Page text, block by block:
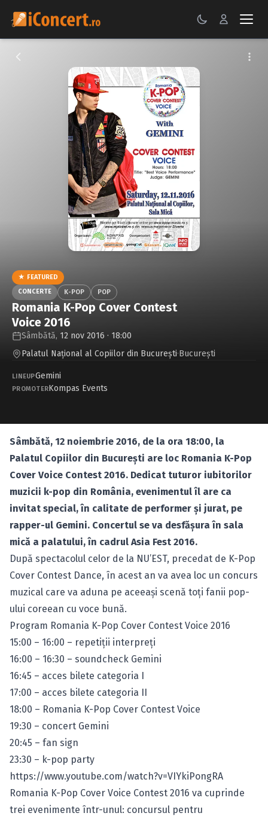
CONCERTE
Caută în site...
★ FEATURED
CONCERTE
K-POP POP
Romania K-Pop Cover Contest
Voice 2016
Sâmbătă, 12 nov 2016 · 18:00
Palatul Naţional al Copiilor din București·Bucureşti
LINEUPGemini
PROMOTERKompas Events
Sâmbătă, 12 noiembrie 2016, de la ora 18:00, la
Palatul Copiilor din Bucureşti are loc Romania K-Pop
Cover Voice Contest 2016. Dedicat tuturor iubitorilor
muzicii k-pop din România, evenimentul îl are ca
invitat special, în calitate de performer şi jurat, pe
rapper-ul Gemini. Concertul se va desfăşura în sala
mică a palatului, în cadrul Asia Fest 2016.
După spectacolul celor de la NU’EST, precedat de K-Pop
Cover Contest Dance, în acest an va avea loc un concurs
muzical care va aduna pe aceeaşi scenă toţi fanii pop-
ului coreean cu voce bună.
Program Romania K-Pop Cover Contest Voice 2016
15:00 – 16:00 – repetiţii interpreţi
16:00 – 16:30 – soundcheck Gemini
16:45 – acces bilete categoria I
17:00 – acces bilete categoria II
18:00 – Romania K-Pop Cover Contest Voice
19:30 – concert Gemini
20:45 – fan sign
23:30 – k-pop party
https://www.youtube.com/watch?v=VIYkiPongRA
Romania K-Pop Cover Voice Contest 2016 va cuprinde
trei evenimente într-unul: concursul pentru